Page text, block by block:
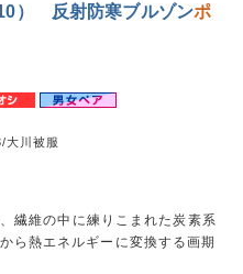
） 反射防寒ブルゾンポ
川被服
繊維の中に練りこまれた炭素系
ら熱エネルギーに変換する画期